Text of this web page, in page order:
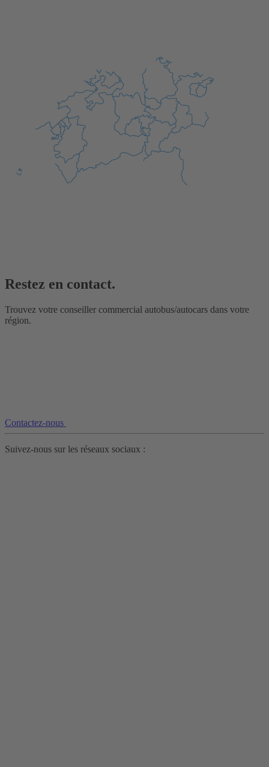
Restez en contact.
Trouvez votre conseiller commercial autobus/autocars dans votre
région.
Contactez-nous
Suivez-nous sur les réseaux sociaux :